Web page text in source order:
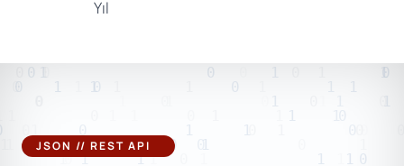
Yıl
JSON // REST API